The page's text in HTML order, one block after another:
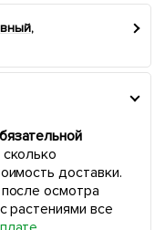
доставки.
осмотра
растениями все